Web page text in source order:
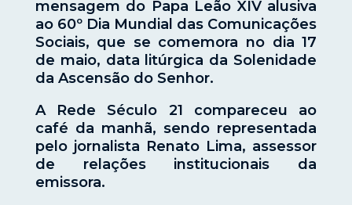
mensagem do Papa Leão XIV alusiva
ao 60º Dia Mundial das Comunicações
Sociais, que se comemora no dia 17
de maio, data litúrgica da Solenidade
da Ascensão do Senhor.
A Rede Século 21 compareceu ao
café da manhã, sendo representada
pelo jornalista Renato Lima, assessor
de relações institucionais da
emissora.